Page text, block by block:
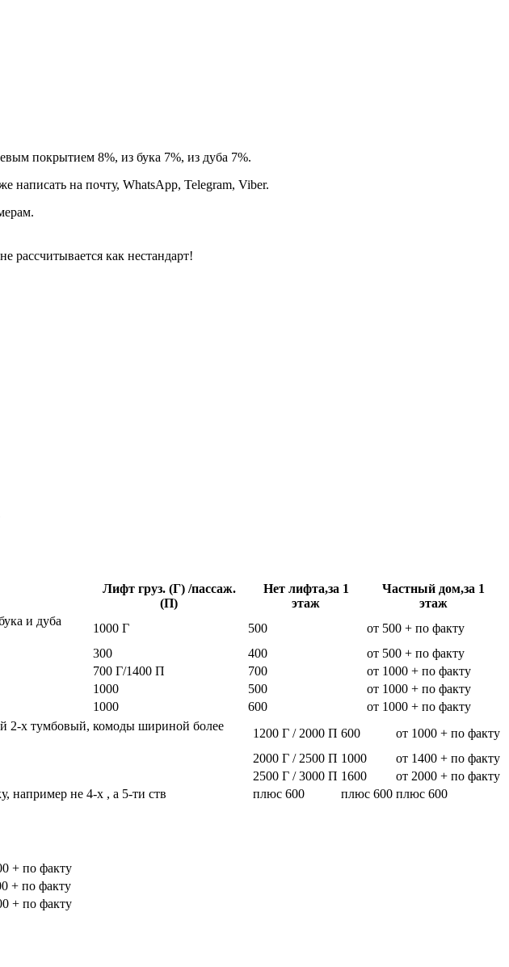
покрытием 8%, из бука 7%, из дуба 7%.
написать на почту, WhatsApp, Telegram, Viber.
рассчитывается как нестандарт!
Лифт груз. (Г) /пассаж.
(П)
Нет лифта,за 1
этаж
Частный дом,за 1
этаж
и дуба
1000 Г 500
от 500 + по факту
300 400
от 500 + по факту
700 Г/1400 П 700
от 1000 + по факту
1000 500
от 1000 + по факту
1000 600 от 1000 + по факту
2-х тумбовый, комоды шириной более
1200 Г / 2000 П 600
от 1000 + по факту
2000 Г / 2500 П 1000
от 1400 + по факту
2500 Г / 3000 П 1600
от 2000 + по факту
например не 4-х , а 5-ти ств
плюс 600 плюс 600 плюс 600
+ по факту
+ по факту
+ по факту